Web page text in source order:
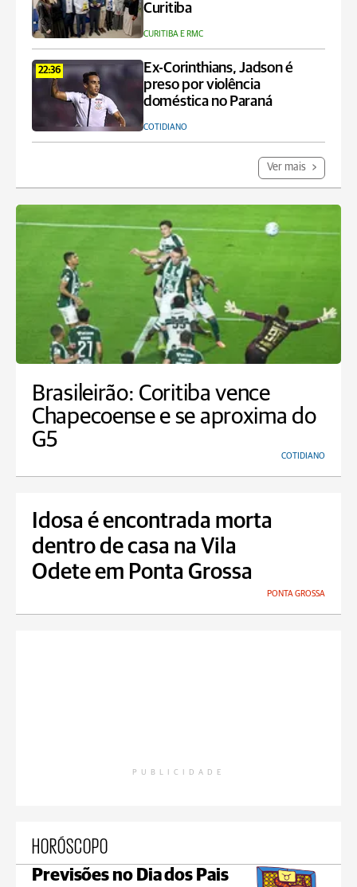
Curitiba
CURITIBA E RMC
22:36
Ex-Corinthians, Jadson é
preso por violência
doméstica no Paraná
COTIDIANO
Ver mais
Brasileirão: Coritiba vence
Chapecoense e se aproxima do
G5
COTIDIANO
Idosa é encontrada morta
dentro de casa na Vila
Odete em Ponta Grossa
PONTA GROSSA
PUBLICIDADE
HORÓSCOPO
Previsões no Dia dos Pais